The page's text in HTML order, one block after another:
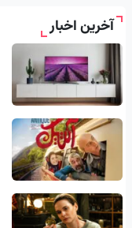
آخرین اخبار